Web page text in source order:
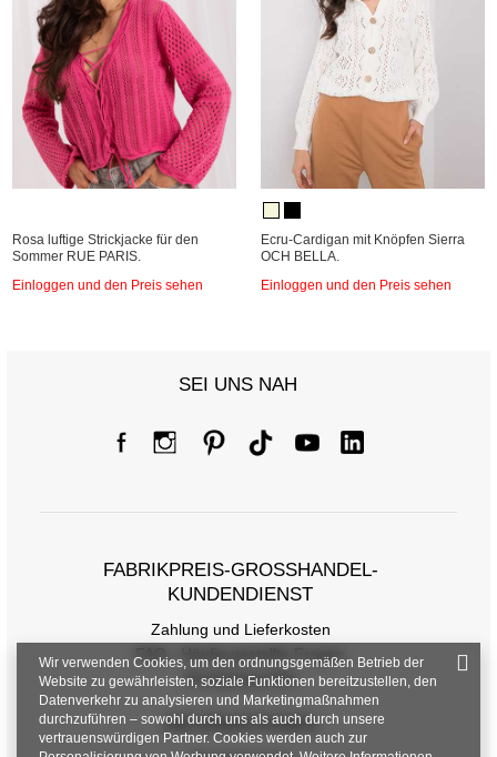
Rosa luftige Strickjacke für den
Sommer RUE PARIS.
Einloggen und den Preis sehen
Ecru-Cardigan mit Knöpfen Sierra
OCH BELLA.
Einloggen und den Preis sehen
SEI UNS NAH
FABRIKPREIS-GROSSHANDEL-K
UNDENDIENST
Zahlung und Lieferkosten
FAQ - Häufig gestellte Fragen
Rückgabepolitik
INFORMATIONEN
Wir verwenden Cookies, um den ordnungsgemäßen Betrieb der
Website zu gewährleisten, soziale Funktionen bereitzustellen, den
Datenverkehr zu analysieren und Marketingmaßnahmen
durchzuführen – sowohl durch uns als auch durch unsere
vertrauenswürdigen Partner. Cookies werden auch zur